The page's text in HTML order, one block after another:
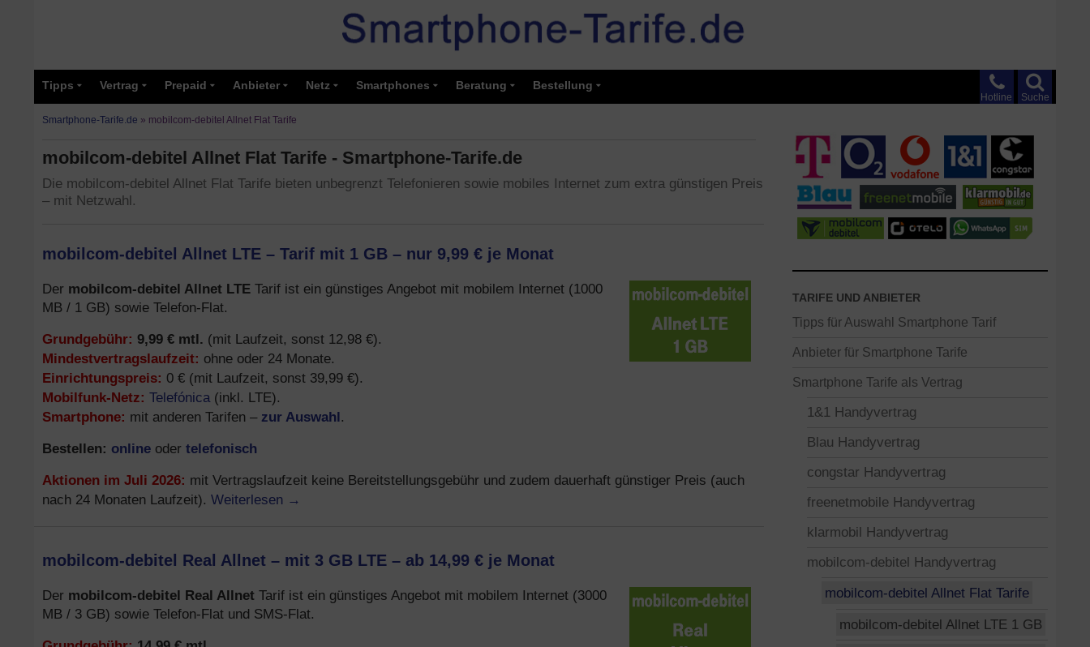
Suche
Hotline
Tipps Vertrag Prepaid Anbieter Netz Smartphones Beratung Bestellung
Smartphone-Tarife.de » mobilcom-debitel Allnet Flat Tarife
mobilcom-debitel Allnet Flat Tarife - Smartphone-Tarife.de
Die mobilcom-debitel Allnet Flat Tarife bieten unbegrenzt Telefonieren sowie mobiles Internet zum extra günstigen Preis
– mit Netzwahl.
mobilcom-debitel Allnet LTE – Tarif mit 1 GB – nur 9,99 € je Monat
Der mobilcom-debitel Allnet LTE Tarif ist ein günstiges Angebot mit mobilem Internet (1000
MB / 1 GB) sowie Telefon-Flat.
Grundgebühr: 9,99 € mtl. (mit Laufzeit, sonst 12,98 €).
Mindestvertragslaufzeit: ohne oder 24 Monate.
Einrichtungspreis: 0 € (mit Laufzeit, sonst 39,99 €).
Mobilfunk-Netz: Telefónica(inkl. LTE).
Smartphone: mit anderen Tarifen – zur Auswahl.
Bestellen: online oder telefonisch
Aktionen im Juli 2026: mit Vertragslaufzeit keine Bereitstellungsgebühr und zudem dauerhaft günstiger Preis (auch
nach 24 Monaten Laufzeit). Weiterlesen →
mobilcom-debitel Real Allnet – mit 3 GB LTE – ab 14,99 € je Monat
Der mobilcom-debitel Real Allnet Tarif ist ein günstiges Angebot mit mobilem Internet (3000
MB / 3 GB) sowie Telefon-Flat und SMS-Flat.
TARIFE UND ANBIETER
Tipps für Auswahl Smartphone Tarif
Anbieter für Smartphone Tarife
Smartphone Tarife als Vertrag
1&1 Handyvertrag
Blau Handyvertrag
congstar Handyvertrag
freenetmobile Handyvertrag
klarmobil Handyvertrag
mobilcom-debitel Handyvertrag
mobilcom-debitel Allnet Flat Tarife
mobilcom-debitel Allnet LTE 1 GB